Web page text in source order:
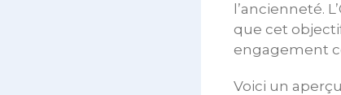
l’ancienneté.
que cet
engagement
Voici un